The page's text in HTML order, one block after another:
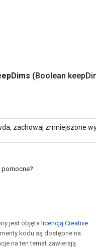
Dims (Boolean keep
zachowaj zmniejszone
pomocne?
jest objęta licencją Creative
kodu są dostępne na
na ten temat zawierają